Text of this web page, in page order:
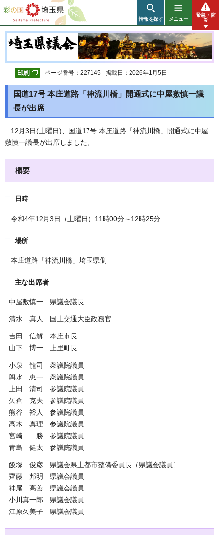
彩の国 埼玉県
情報を探す メニュー
緊急・防
災
ページ番号：227145 掲載日：2026年1月5日
国道17号 本庄道路「神流川橋」開通式に中屋敷慎一議
長が出席
12月3日(土曜日)、国道17号 本庄道路「神流川橋」開通式に中屋
敷慎一議長が出席しました。
概要
日時
令和4年12月3日（土曜日）11時00分～12時25分
場所
本庄道路「神流川橋」埼玉県側
主な出席者
中屋敷慎一 県議会議長
清水 真人 国土交通大臣政務官
吉田 信解 本庄市長
山下 博一 上里町長
小泉 龍司 衆議院議員
輿水 恵一 衆議院議員
上田 清司 参議院議員
矢倉 克夫 参議院議員
熊谷 裕人 参議院議員
高木 真理 参議院議員
宮崎 勝 参議院議員
青島 健太 参議院議員
飯塚 俊彦 県議会県土都市整備委員長（県議会議員）
齊藤 邦明 県議会議員
神尾 高善 県議会議員
小川真一郎 県議会議員
江原久美子 県議会議員